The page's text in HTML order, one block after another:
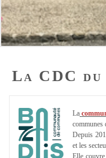
La CDC du
La
communes
Depuis
et les
Elle couvre